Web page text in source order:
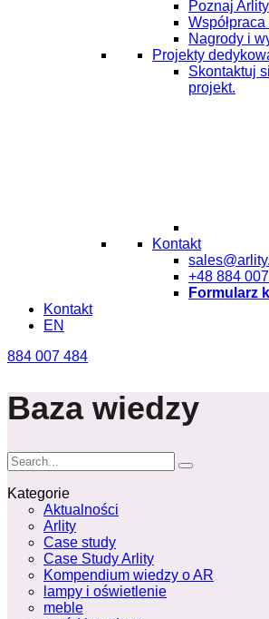
Poznaj Arlity
Nagrody i
Projekty
Skontaktuj
projekt.
Kontakt
+48 884
Formularz
Kontakt
EN
884 007 484
Baza wiedzy
Kategorie
Aktualności
Arlity
Case study
Case Study Arlity
Kompendium wiedzy o AR
lampy i oświetlenie
meble